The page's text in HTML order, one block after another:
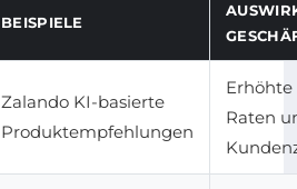
BEISPIELE
Zalando KI-basierte
Produktempfehlungen
Erhöhte
Raten